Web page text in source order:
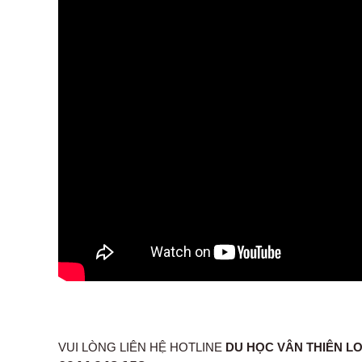
VUI LÒNG LIÊN HỆ HOTLINE DU HỌC VÂN THIÊN